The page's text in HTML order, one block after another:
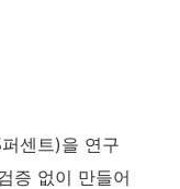
센트)을 연구
증 없이 만들어